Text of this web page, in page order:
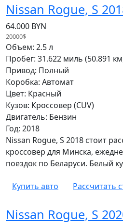
Nissan Rogue, S
64.000 BYN
20000$
Объем: 2.5 л
Пробег: 31.622 миль (50.891
Привод: Полный
Коробка: Автомат
Цвет: Красный
Кузов: Кроссовер (CUV)
Двигатель: Бензин
Год: 2018
Nissan Rogue, S 2018 стоит
кроссовер для Минска,
поездок по Беларуси. Белый
Купить авто Рассчитать
Nissan Rogue, S